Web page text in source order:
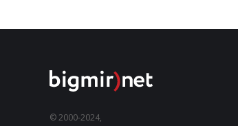
© 2000-2024,